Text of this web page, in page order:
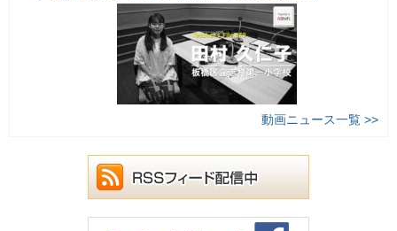
動画ニュース一覧 >>